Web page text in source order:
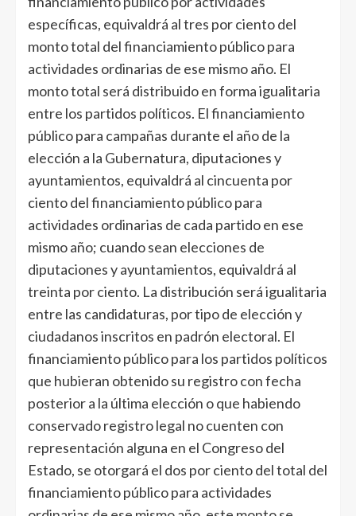
específicas, equivaldrá al tres por ciento del
monto total del financiamiento público para
actividades ordinarias de ese mismo año. El
monto total será distribuido en forma igualitaria
entre los partidos políticos. El financiamiento
público para campañas durante el año de la
elección a la Gubernatura, diputaciones y
ayuntamientos, equivaldrá al cincuenta por
ciento del financiamiento público para
actividades ordinarias de cada partido en ese
mismo año; cuando sean elecciones de
diputaciones y ayuntamientos, equivaldrá al
treinta por ciento. La distribución será igualitaria
entre las candidaturas, por tipo de elección y
ciudadanos inscritos en padrón electoral. El
financiamiento público para los partidos políticos
que hubieran obtenido su registro con fecha
posterior a la última elección o que habiendo
conservado registro legal no cuenten con
representación alguna en el Congreso del
Estado, se otorgará el dos por ciento del total del
financiamiento público para actividades